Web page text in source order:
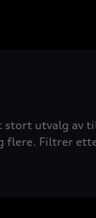
utvalg
Filtrer